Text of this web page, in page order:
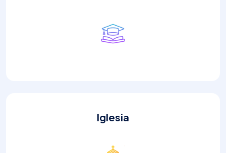
Iglesia